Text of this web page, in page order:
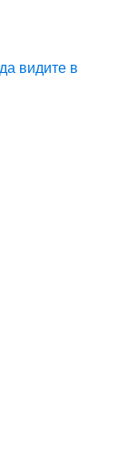
видите в